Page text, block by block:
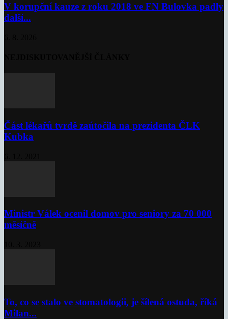
V korupční kauze z roku 2018 ve FN Bulovka padly
další...
Část lékařů tvrdě zaútočila na prezidenta ČLK
Kubka
Ministr Válek ocenil domov pro seniory za 70 000
měsíčně
To, co se stalo ve stomatologii, je šílená ostuda, říká
Milan...